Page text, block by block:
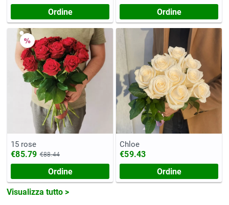
Ordine
Ordine
15 rose
€85.79 €88.44
Ordine
Chloe
€59.43
Ordine
Visualizza tutto >